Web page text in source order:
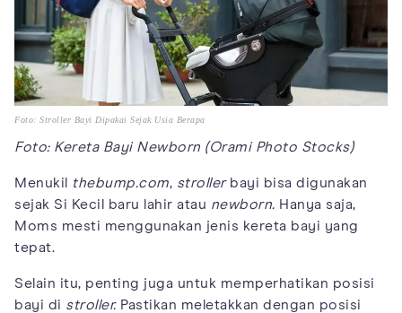
Foto: Stroller Bayi Dipakai Sejak Usia Berapa
Foto: Kereta Bayi Newborn (Orami Photo Stocks)
Menukil thebump.com, strollerbayi bisa digunakan
sejak Si Kecil baru lahir atau newborn. Hanya saja,
Moms mesti menggunakan jenis kereta bayi yang
tepat.
Selain itu, penting juga untuk memperhatikan posisi
bayi di stroller.Pastikan meletakkan dengan posisi